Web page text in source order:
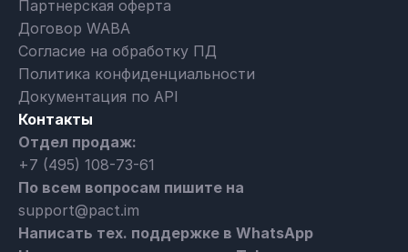
Партнерская оферта
Договор WABA
Согласие на обработку ПД
Политика конфиденциальности
Документация по API
Контакты
Отдел продаж:
+7 (495) 108-73-61
По всем вопросам пишите на
support@pact.im
Написать тех. поддержке в WhatsApp